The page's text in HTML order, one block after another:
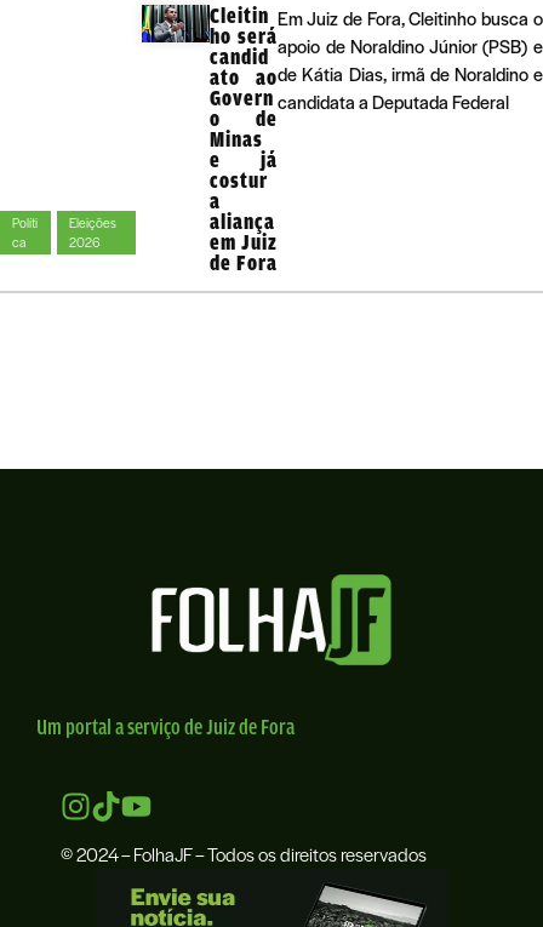
Políti
ca
Eleições
2026
Cleitin
ho será
candid
ato ao
Govern
o de
Minas
e já
costur
a
aliança
em Juiz
de Fora
Em Juiz de Fora, Cleitinho busca o
apoio de Noraldino Júnior (PSB) e
de Kátia Dias, irmã de Noraldino e
candidata a Deputada Federal
Um portal a serviço de Juiz de Fora
© 2024 – FolhaJF – Todos os direitos reservados